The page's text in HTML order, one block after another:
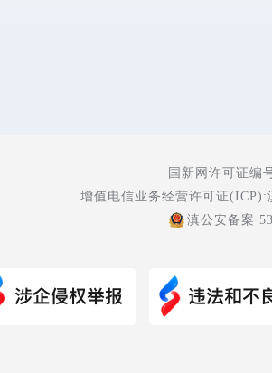
国新网许可证编
增值电信业务经营许可证(ICP):
滇公安备案